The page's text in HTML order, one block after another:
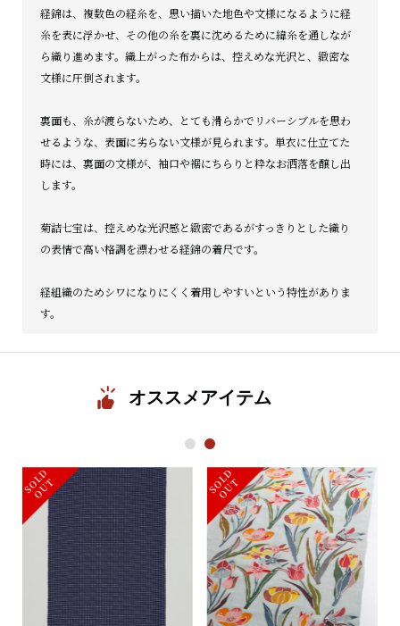
経錦は、複数色の経糸を、 思い描いた地色や文様になるように経
糸を表に浮かせ、 その他の糸を裏に沈めるために緯糸を通しなが
ら織り進めます。 織上がった布からは、控えめな光沢と、 緻密な
文様に圧倒されます。
裏面も、糸が渡らないため、
とても滑らかでリバーシブルを思わ
せるような、 表面に劣らない文様が見られます。単衣に仕立てた
時には、 裏面の文様が、袖口や裾にちらりと粋なお洒落を醸し出
します。
菊詰七宝は、 控えめな光沢感と緻密であるがすっきりとした織り
の表情で高い格調を漂わせる経錦の着尺です。
経組織のためシワになりにくく着用しやすいという特性がありま
す。
オススメアイテム
S
O
L
D
O
U
T S
O
L
D
O
U
T
1 2